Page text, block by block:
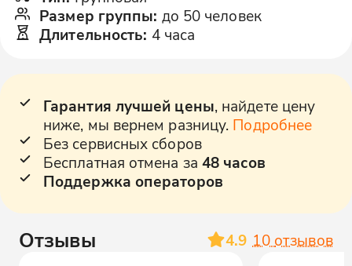
Размер группы: до 50 человек
Длительность: 4 часа
Гарантия лучшей цены, найдете цену
ниже, мы вернем разницу. Подробнее
Без сервисных сборов
Бесплатная отмена за 48 часов
Поддержка операторов
Отзывы 4.9 10 отзывов